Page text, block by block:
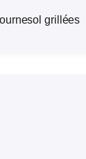
grillées